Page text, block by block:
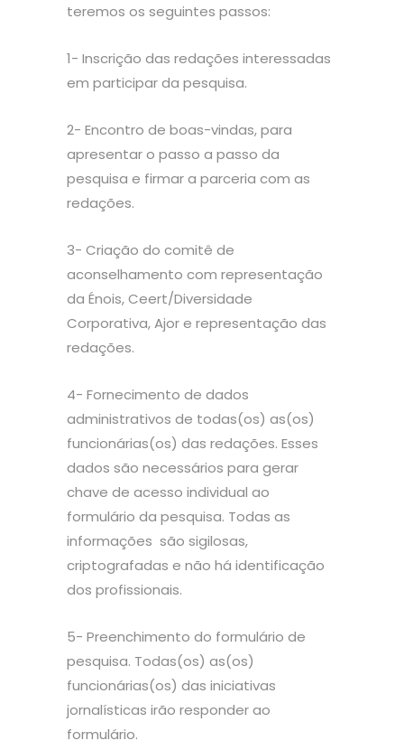
teremos os seguintes passos:
1- Inscrição das redações interessadas
em participar da pesquisa.
2- Encontro de boas-vindas, para
apresentar o passo a passo da
pesquisa e firmar a parceria com as
redações.
3- Criação do comitê de
aconselhamento com representação
da Énois, Ceert/Diversidade
Corporativa, Ajor e representação das
redações.
4- Fornecimento de dados
administrativos de todas(os) as(os)
funcionárias(os) das redações. Esses
dados são necessários para gerar
chave de acesso individual ao
formulário da pesquisa. Todas as
informações são sigilosas,
criptografadas e não há identificação
dos profissionais.
5- Preenchimento do formulário de
pesquisa. Todas(os) as(os)
funcionárias(os) das iniciativas
jornalísticas irão responder ao
formulário.